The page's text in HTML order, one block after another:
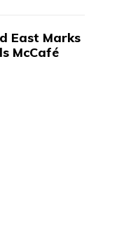
East Marks
McCafé